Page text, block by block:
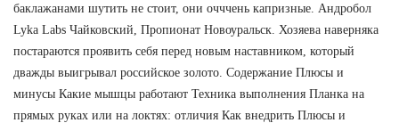
баклажанами шутить не стоит, они очччень капризные. Андробол
Lyka Labs Чайковский, Пропионат Новоуральск. Хозяева наверняка
постараются проявить себя перед новым наставником, который
дважды выигрывал российское золото. Содержание Плюсы и
минусы Какие мышцы работают Техника выполнения Планка на
прямых руках или на локтях: отличия Как внедрить Плюсы и